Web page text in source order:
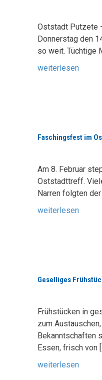
Oststadt Putzete
Donnerstag den
so weit. Tüchtige
weiterlesen
Faschingsfest im
Am 8. Februar
Oststadttreff.
Narren folgten der
weiterlesen
Geselliges
Frühstücken in
zum
Bekanntschaften
Essen, frisch von
weiterlesen